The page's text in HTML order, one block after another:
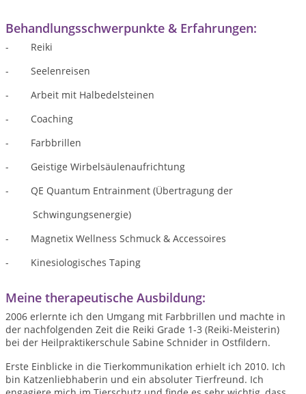
Behandlungsschwerpunkte & Erfahrungen:
- Reiki
- Seelenreisen
- Arbeit mit Halbedelsteinen
- Coaching
- Farbbrillen
- Geistige Wirbelsäulenaufrichtung
- QE Quantum Entrainment (Übertragung der
Schwingungsenergie)
- Magnetix Wellness Schmuck & Accessoires
- Kinesiologisches Taping
Meine therapeutische Ausbildung:
2006 erlernte ich den Umgang mit Farbbrillen und machte in
der nachfolgenden Zeit die Reiki Grade 1-3 (Reiki-Meisterin)
bei der Heilpraktikerschule Sabine Schnider in Ostfildern.
Erste Einblicke in die Tierkommunikation erhielt ich 2010. Ich
bin Katzenliebhaberin und ein absoluter Tierfreund. Ich